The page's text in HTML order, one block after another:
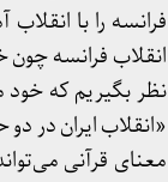
فرانسه را با
انقلاب فرانسه چون
نظر بگیریم که خود
«انقلاب ایران در
معنای قرآنی